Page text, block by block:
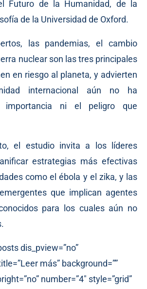
Futuro de la Humanidad, de la
de la Universidad de Oxford.
las pandemias, el cambio
nuclear son las tres principales
en riesgo al planeta, y advierten
internacional aún no ha
importancia ni el peligro que
el estudio invita a los líderes
estrategias más efectivas
como el ébola y el zika, y las
que implican agentes
para los cuales aún no
dis_pview=”no”
más” background=””
number=”4″ style=”grid”